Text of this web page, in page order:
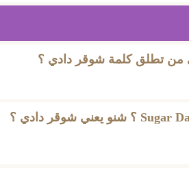
معنى بالعربي Sugar Daddy ؟ مامعنىSugar Daddy ؟ شنو يعني شوقر دادي ؟